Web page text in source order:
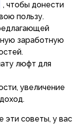
, чтобы донести
пользу.
заработную
люфт для
увеличение
эти советы, у вас